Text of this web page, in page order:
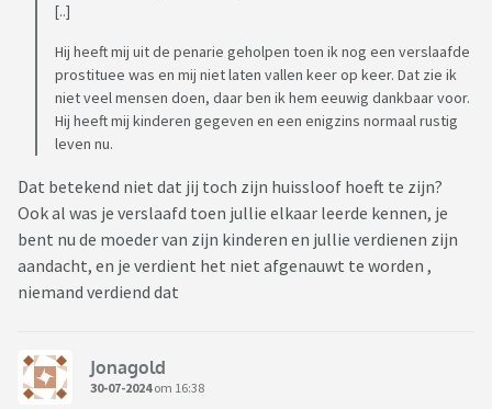
[..]
Hij heeft mij uit de penarie geholpen toen ik nog een verslaafde
prostituee was en mij niet laten vallen keer op keer. Dat zie ik
niet veel mensen doen, daar ben ik hem eeuwig dankbaar voor.
Hij heeft mij kinderen gegeven en een enigzins normaal rustig
leven nu.
Dat betekend niet dat jij toch zijn huissloof hoeft te zijn?
Ook al was je verslaafd toen jullie elkaar leerde kennen, je
bent nu de moeder van zijn kinderen en jullie verdienen zijn
aandacht, en je verdient het niet afgenauwt te worden ,
niemand verdiend dat
Jonagold
30-07-2024om 16:38